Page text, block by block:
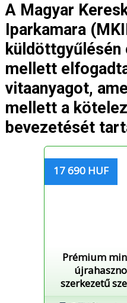
A Magyar
Iparkamara
mellett
vitaanyagot,
mellett a
bevezetését
17 690 HUF
Prémium
szerkezetű